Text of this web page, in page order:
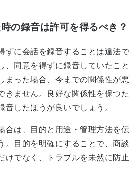
の録音は許可を得るべき？
ずに会話を録音することは違法で
、同意を得ずに録音していたこと
まった場合、今までの関係性が悪
きません。良好な関係性を保つた
音したほうが良いでしょう。
合は、目的と用途・管理方法を伝
。目的を明確にすることで、商談
けでなく、トラブルを未然に防止